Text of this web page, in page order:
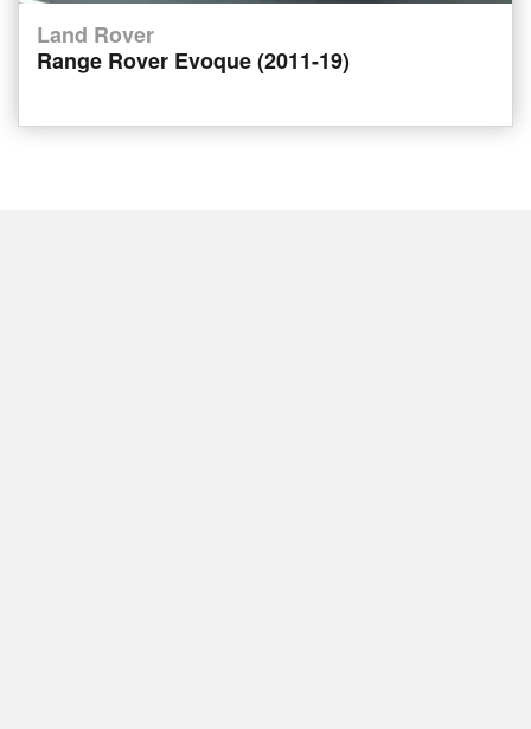
Land Rover
Range Rover Evoque (2011-19)